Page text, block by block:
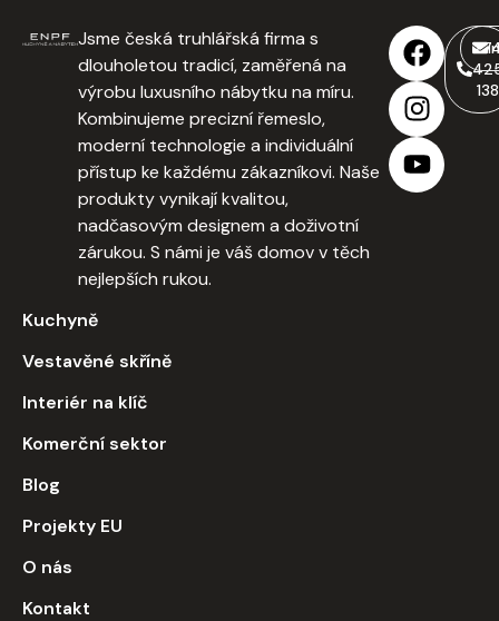
Jsme česká truhlářská firma s
dlouholetou tradicí, zaměřená na
výrobu luxusního nábytku na míru.
Kombinujeme precizní řemeslo,
moderní technologie a individuální
přístup ke každému zákazníkovi. Naše
produkty vynikají kvalitou,
nadčasovým designem a doživotní
zárukou. S námi je váš domov v těch
nejlepších rukou.
138
Kuchyně
Vestavěné skříně
Interiér na klíč
Komerční sektor
Blog
Projekty EU
O nás
Kontakt